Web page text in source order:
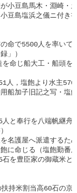
豆島馬木・淵崎・土
浜之儀ニ付き書
で5500人を率いて
）
じ船大工・船頭を
，塩飽より水主570
旧記之写・塩飽
奉行を八端帆継舟
護屋へ派遣するた
る（塩飽勤番所
豊臣家の御蔵米と
米割当高60石の京